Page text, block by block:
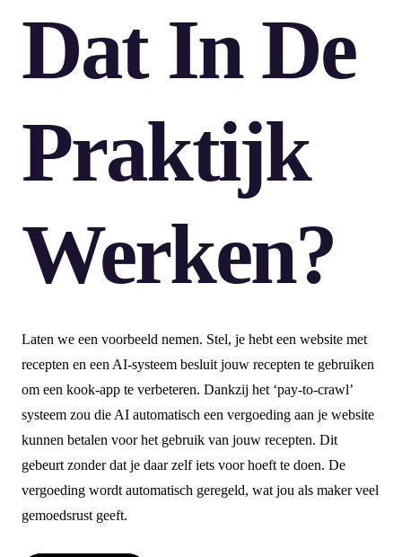
Dat In De
Praktijk
Werken?
Laten we een voorbeeld nemen. Stel, je hebt een website met
recepten en een AI-systeem besluit jouw recepten te gebruiken
om een kook-app te verbeteren. Dankzij het ‘pay-to-crawl’
systeem zou die AI automatisch een vergoeding aan je website
kunnen betalen voor het gebruik van jouw recepten. Dit
gebeurt zonder dat je daar zelf iets voor hoeft te doen. De
vergoeding wordt automatisch geregeld, wat jou als maker veel
gemoedsrust geeft.